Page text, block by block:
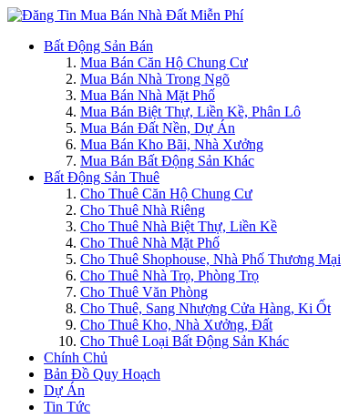
Bất Động Sản Bán
Mua Bán Căn Hộ Chung Cư
Mua Bán Nhà Trong Ngõ
Mua Bán Nhà Mặt Phố
Mua Bán Biệt Thự, Liền Kề, Phân Lô
Mua Bán Đất Nền, Dự Án
Mua Bán Kho Bãi, Nhà Xưởng
Mua Bán Bất Động Sản Khác
Bất Động Sản Thuê
Cho Thuê Căn Hộ Chung Cư
Cho Thuê Nhà Riêng
Cho Thuê Nhà Biệt Thự, Liền Kề
Cho Thuê Nhà Mặt Phố
Cho Thuê Shophouse, Nhà Phố Thương Mại
Cho Thuê Nhà Trọ, Phòng Trọ
Cho Thuê Văn Phòng
Cho Thuê, Sang Nhượng Cửa Hàng, Ki Ốt
Cho Thuê Kho, Nhà Xưởng, Đất
Cho Thuê Loại Bất Động Sản Khác
Chính Chủ
Bản Đồ Quy Hoạch
Dự Án
Tin Tức